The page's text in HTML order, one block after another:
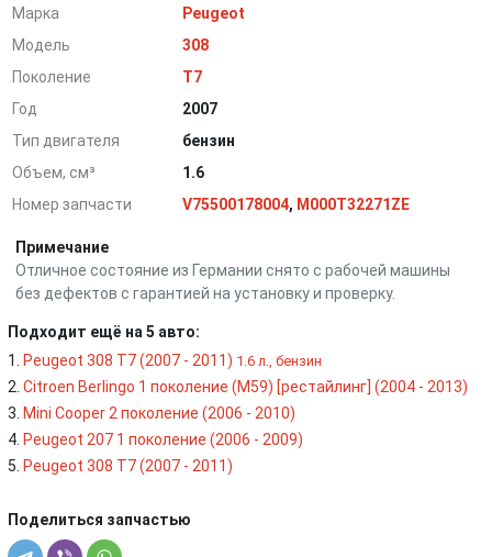
Марка
Peugeot
Модель
308
Поколение
T7
Год
2007
Тип двигателя
бензин
Объем, см³
1.6
Номер запчасти
V75500178004, M000T32271ZE
Примечание
Отличное состояние из Германии снято с рабочей машины
без дефектов с гарантией на установку и проверку.
Подходит ещё на 5 авто:
Peugeot 308 T7 (2007 - 2011) 1.6 л., бензин
Citroen Berlingo 1 поколение (M59) [рестайлинг] (2004 - 2013)
Mini Cooper 2 поколение (2006 - 2010)
Peugeot 207 1 поколение (2006 - 2009)
Peugeot 308 T7 (2007 - 2011)
Поделиться запчастью